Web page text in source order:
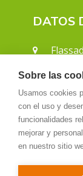
DATOS
Tel.
www.
Sobre las
Usamos cookies
con el uso y
funcionalidades
mejorar y
en nuestro sitio